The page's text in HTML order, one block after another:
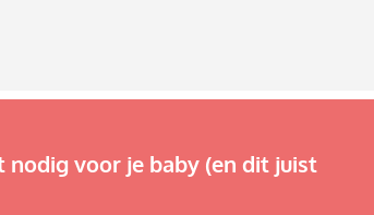
nodig voor je baby (en dit juist